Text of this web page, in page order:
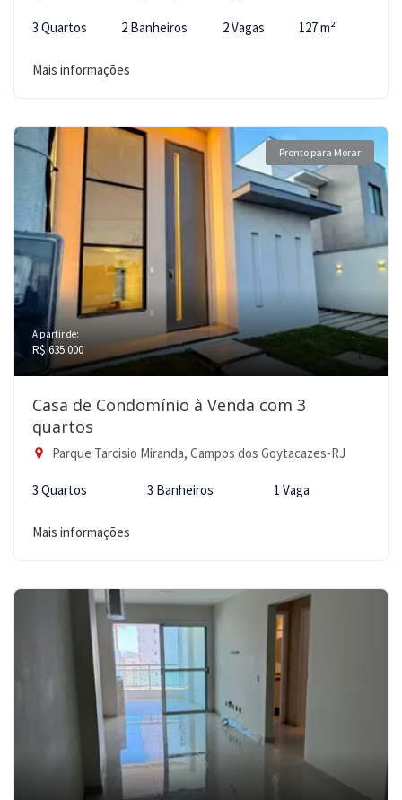
3 Quartos 2 Banheiros 2 Vagas 127 m²
Mais informações
Pronto para Morar
A partir de:
R$ 635.000
Casa de Condomínio à Venda com 3
quartos
Parque Tarcisio Miranda, Campos dos Goytacazes-RJ
3 Quartos 3 Banheiros 1 Vaga
Mais informações